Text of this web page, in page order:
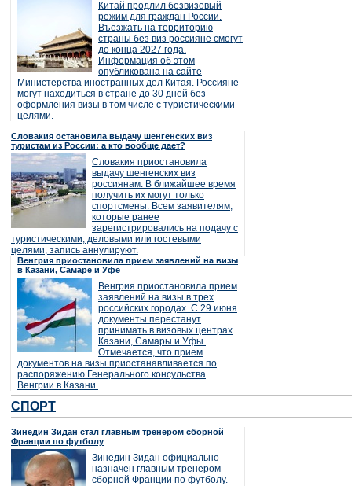
Китай продлил безвизовый
режим для граждан России.
Въезжать на территорию
страны без виз россияне смогут
до конца 2027 года.
Информация об этом
опубликована на сайте
Министерства иностранных дел Китая. Россияне
могут находиться в стране до 30 дней без
оформления визы в том числе с туристическими
целями.
Словакия остановила выдачу шенгенских виз
туристам из России: а кто вообще дает?
Словакия приостановила
выдачу шенгенских виз
россиянам. В ближайшее время
получить их могут только
спортсмены. Всем заявителям,
которые ранее
зарегистрировались на подачу с
туристическими, деловыми или гостевыми
целями, запись аннулируют.
Венгрия приостановила прием заявлений на визы
в Казани, Самаре и Уфе
Венгрия приостановила прием
заявлений на визы в трех
российских городах. С 29 июня
документы перестанут
принимать в визовых центрах
Казани, Самары и Уфы.
Отмечается, что прием
документов на визы приостанавливается по
распоряжению Генерального консульства
Венгрии в Казани.
СПОРТ
Зинедин Зидан стал главным тренером сборной
Франции по футболу
Зинедин Зидан официально
назначен главным тренером
сборной Франции по футболу.